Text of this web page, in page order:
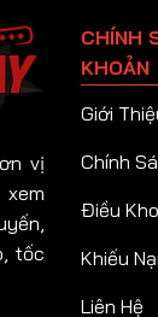
vị
tốc
CHÍNH
KHOẢN
Giới
Chính
Điều
Khiếu
Liên Hệ